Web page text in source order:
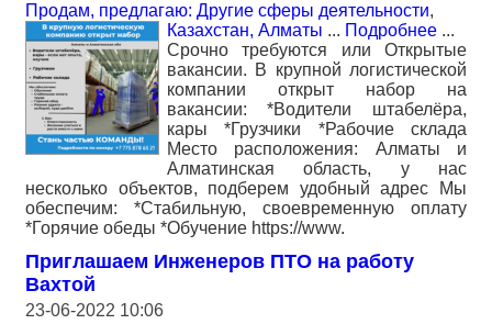
Продам, предлагаю: Другие сферы деятельности,
Казахстан, Алматы ... Подробнее ...
Срочно требуются или Открытые
вакансии. В крупной логистической
компании открыт набор на
вакансии: *Водители штабелёра,
кары *Грузчики *Рабочие склада
Место расположения: Алматы и
Алматинская область, у нас
несколько объектов, подберем удобный адрес Мы
обеспечим: *Стабильную, своевременную оплату
*Горячие обеды *Обучение https://www.
Приглашаем Инженеров ПТО на работу
Вахтой
23-06-2022 10:06